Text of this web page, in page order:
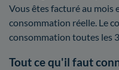
Vous êtes facturé au mois
consommation réelle. Le
consommation toutes les
Tout ce qu'il faut